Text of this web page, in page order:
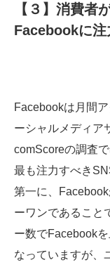
【３】消費者
Facebookに注
Facebookは月間
ーシャルメディア
comScoreの調査
最も注力すべき
第一に、
ーワンであること
ー数でFacebook
なっていますが、